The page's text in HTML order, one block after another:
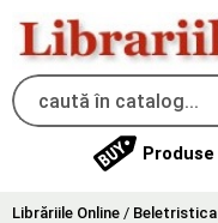
Produse
Librăriile Online / Beletristica